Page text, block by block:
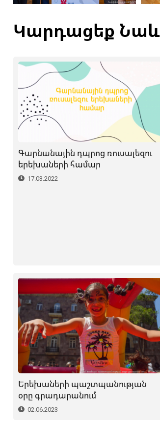
Կարդացեք Նաև
Գարնանային դպրոց ռուսալեզու
երեխաների համար
17.03.2022
Երեխաների պաշտպանության
օրը գրադարանում
02.06.2023